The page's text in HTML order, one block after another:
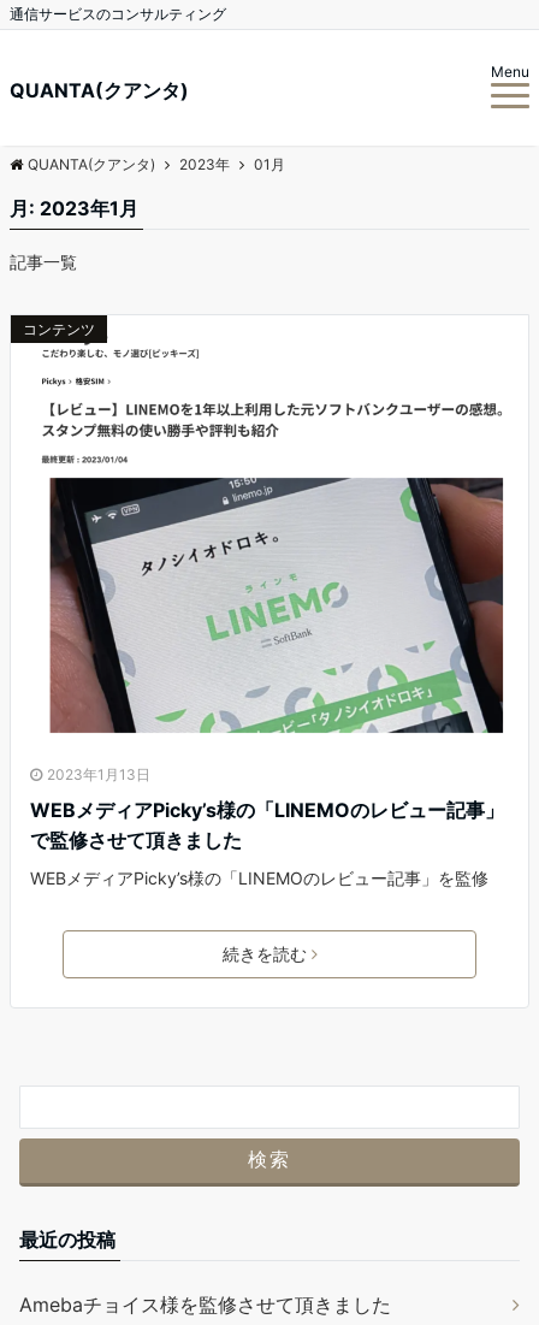
通信サービスのコンサルティング
QUANTA(クアンタ)
Menu
QUANTA(クアンタ) 2023年 01月
月: 2023年1月
記事一覧
コンテンツ
2023年1月13日
WEBメディアPicky’s様の「LINEMOのレビュー記事」
で監修させて頂きました
WEBメディアPicky’s様の「LINEMOのレビュー記事」を監修
続きを読む
最近の投稿
Amebaチョイス様を監修させて頂きました